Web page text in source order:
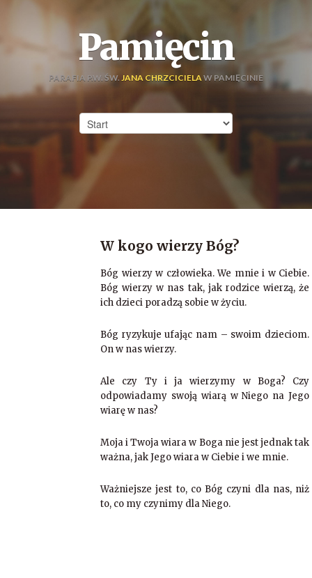
Pamięcin
PARAFIA P.W. ŚW. JANA CHRZCICIELAW PAMIĘCINIE
W kogo wierzy Bóg?
Bóg wierzy w człowieka. We mnie i w Ciebie.
Bóg wierzy w nas tak, jak rodzice wierzą, że
ich dzieci poradzą sobie w życiu.
Bóg ryzykuje ufając nam – swoim dzieciom.
On w nas wierzy.
Ale czy Ty i ja wierzymy w Boga? Czy
odpowiadamy swoją wiarą w Niego na Jego
wiarę w nas?
Moja i Twoja wiara w Boga nie jest jednak tak
ważna, jak Jego wiara w Ciebie i we mnie.
Ważniejsze jest to, co Bóg czyni dla nas, niż
to, co my czynimy dla Niego.